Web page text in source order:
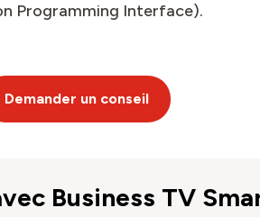
Programming Interface).
Demander un conseil
Business TV